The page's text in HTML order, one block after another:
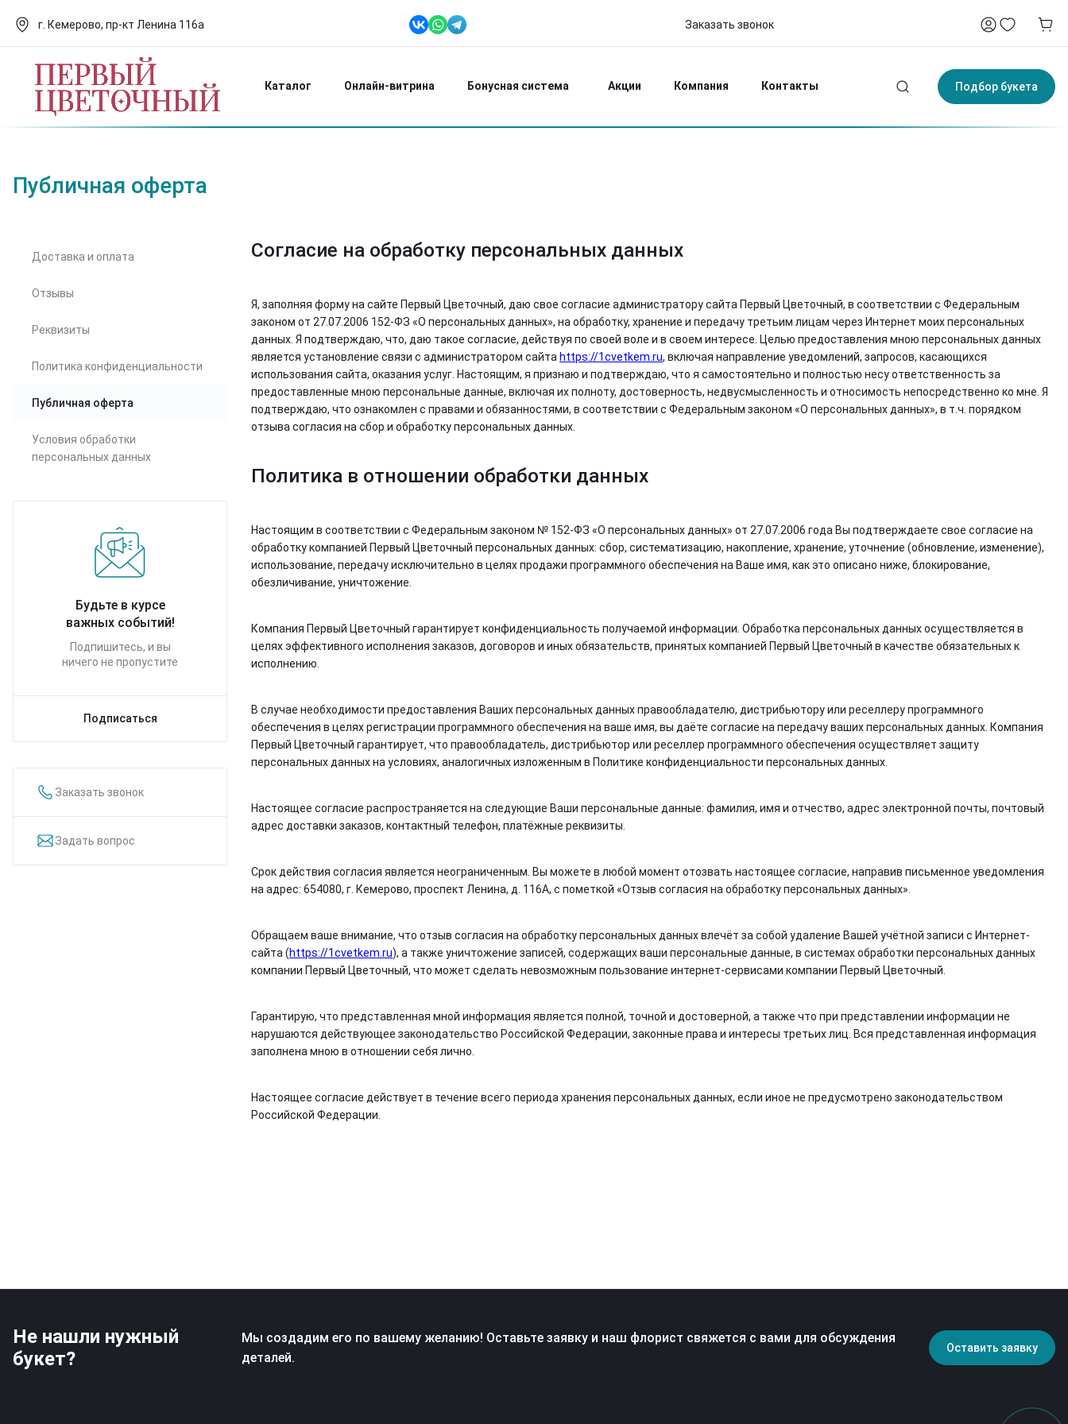
г. Кемерово, пр-кт Ленина 116а
Ежедневно: 8:00-24:00
Заказать звонок
Каталог Онлайн-витрина Бонусная система Акции Компания Контакты Подбор букета
Публичная оферта
Согласие на обработку персональных данных
Я, заполняя форму на сайте Первый Цветочный, даю свое согласие администратору сайта Первый Цветочный, в соответствии с Федеральным
законом от 27.07.2006 152-ФЗ «О персональных данных», на обработку, хранение и передачу третьим лицам через Интернет моих персональных
данных. Я подтверждаю, что, даю такое согласие, действуя по своей воле и в своем интересе. Целью предоставления мною персональных данных
является установление связи с администратором сайта https://1cvetkem.ru, включая направление уведомлений, запросов, касающихся
использования сайта, оказания услуг. Настоящим, я признаю и подтверждаю, что я самостоятельно и полностью несу ответственность за
предоставленные мною персональные данные, включая их полноту, достоверность, недвусмысленность и относимость непосредственно ко мне. Я
подтверждаю, что ознакомлен с правами и обязанностями, в соответствии с Федеральным законом «О персональных данных», в т.ч. порядком
отзыва согласия на сбор и обработку персональных данных.
Политика в отношении обработки данных
Настоящим в соответствии с Федеральным законом № 152-ФЗ «О персональных данных» от 27.07.2006 года Вы подтверждаете свое согласие на
обработку компанией Первый Цветочный персональных данных: сбор, систематизацию, накопление, хранение, уточнение (обновление, изменение),
использование, передачу исключительно в целях продажи программного обеспечения на Ваше имя, как это описано ниже, блокирование,
обезличивание, уничтожение.
Компания Первый Цветочный гарантирует конфиденциальность получаемой информации. Обработка персональных данных осуществляется в
целях эффективного исполнения заказов, договоров и иных обязательств, принятых компанией Первый Цветочный в качестве обязательных к
исполнению.
В случае необходимости предоставления Ваших персональных данных правообладателю, дистрибьютору или реселлеру программного
обеспечения в целях регистрации программного обеспечения на ваше имя, вы даёте согласие на передачу ваших персональных данных. Компания
Первый Цветочный гарантирует, что правообладатель, дистрибьютор или реселлер программного обеспечения осуществляет защиту
персональных данных на условиях, аналогичных изложенным в Политике конфиденциальности персональных данных.
Настоящее согласие распространяется на следующие Ваши персональные данные: фамилия, имя и отчество, адрес электронной почты, почтовый
адрес доставки заказов, контактный телефон, платёжные реквизиты.
Срок действия согласия является неограниченным. Вы можете в любой момент отозвать настоящее согласие, направив письменное уведомления
на адрес: 654080, г. Кемерово, проспект Ленина, д. 116А, с пометкой «Отзыв согласия на обработку персональных данных».
Обращаем ваше внимание, что отзыв согласия на обработку персональных данных влечёт за собой удаление Вашей учётной записи с Интернет-
сайта (https://1cvetkem.ru), а также уничтожение записей, содержащих ваши персональные данные, в системах обработки персональных данных
компании Первый Цветочный, что может сделать невозможным пользование интернет-сервисами компании Первый Цветочный.
Гарантирую, что представленная мной информация является полной, точной и достоверной, а также что при представлении информации не
нарушаются действующее законодательство Российской Федерации, законные права и интересы третьих лиц. Вся представленная информация
заполнена мною в отношении себя лично.
Настоящее согласие действует в течение всего периода хранения персональных данных, если иное не предусмотрено законодательством
Российской Федерации.
Доставка и оплата
Отзывы
Реквизиты
Политика конфиденциальности
Публичная оферта
Условия обработки
персональных данных
Будьте в курсе
важных событий!
Подпишитесь, и вы
ничего не пропустите
Подписаться
Заказать звонок
Задать вопрос
Не нашли нужный
букет?
Мы создадим его по вашему желанию! Оставьте заявку и наш флорист свяжется с вами для обсуждения
деталей.
Оставить заявку